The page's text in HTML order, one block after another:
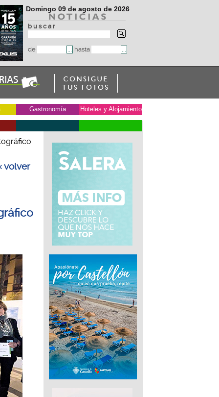
Domingo 09 de agosto de 2026
b u s c a r
de hasta
Gastronomía Hoteles y Alojamiento
volver